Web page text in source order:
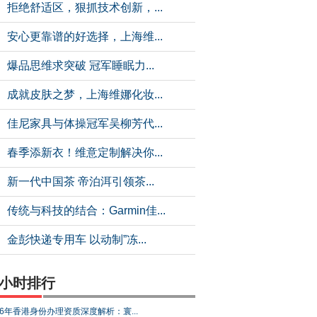
拒绝舒适区，狠抓技术创新，...
安心更靠谱的好选择，上海维...
爆品思维求突破 冠军睡眠力...
成就皮肤之梦，上海维娜化妆...
佳尼家具与体操冠军吴柳芳代...
春季添新衣！维意定制解决你...
新一代中国茶 帝泊洱引领茶...
传统与科技的结合：Garmin佳...
金彭快递专用车 以动制”冻...
时排行
年香港身份办理资质深度解析：寰...